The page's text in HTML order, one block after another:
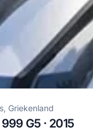
Griekenland
G5 · 2015